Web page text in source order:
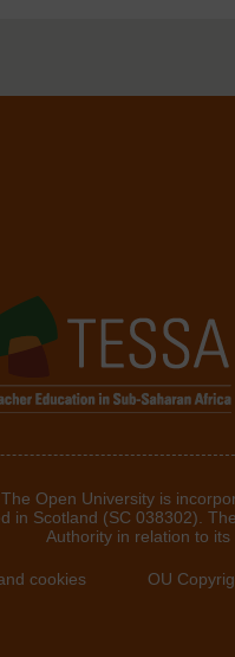
Open University is
in Scotland (SC 038302).
Authority in relation to
cookies OU